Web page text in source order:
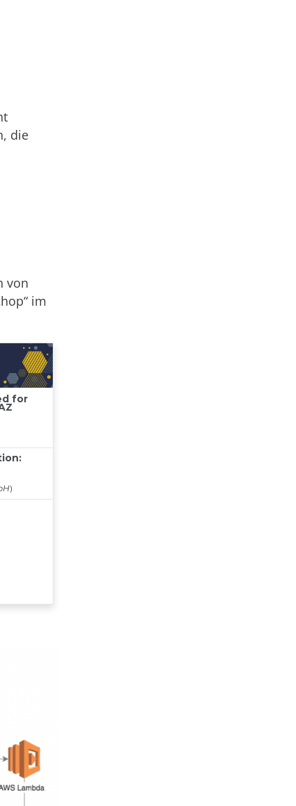
die
von
im